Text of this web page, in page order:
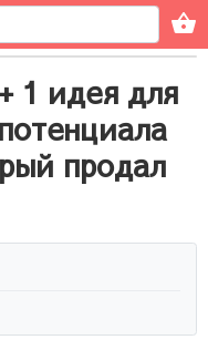
1 идея для
продал